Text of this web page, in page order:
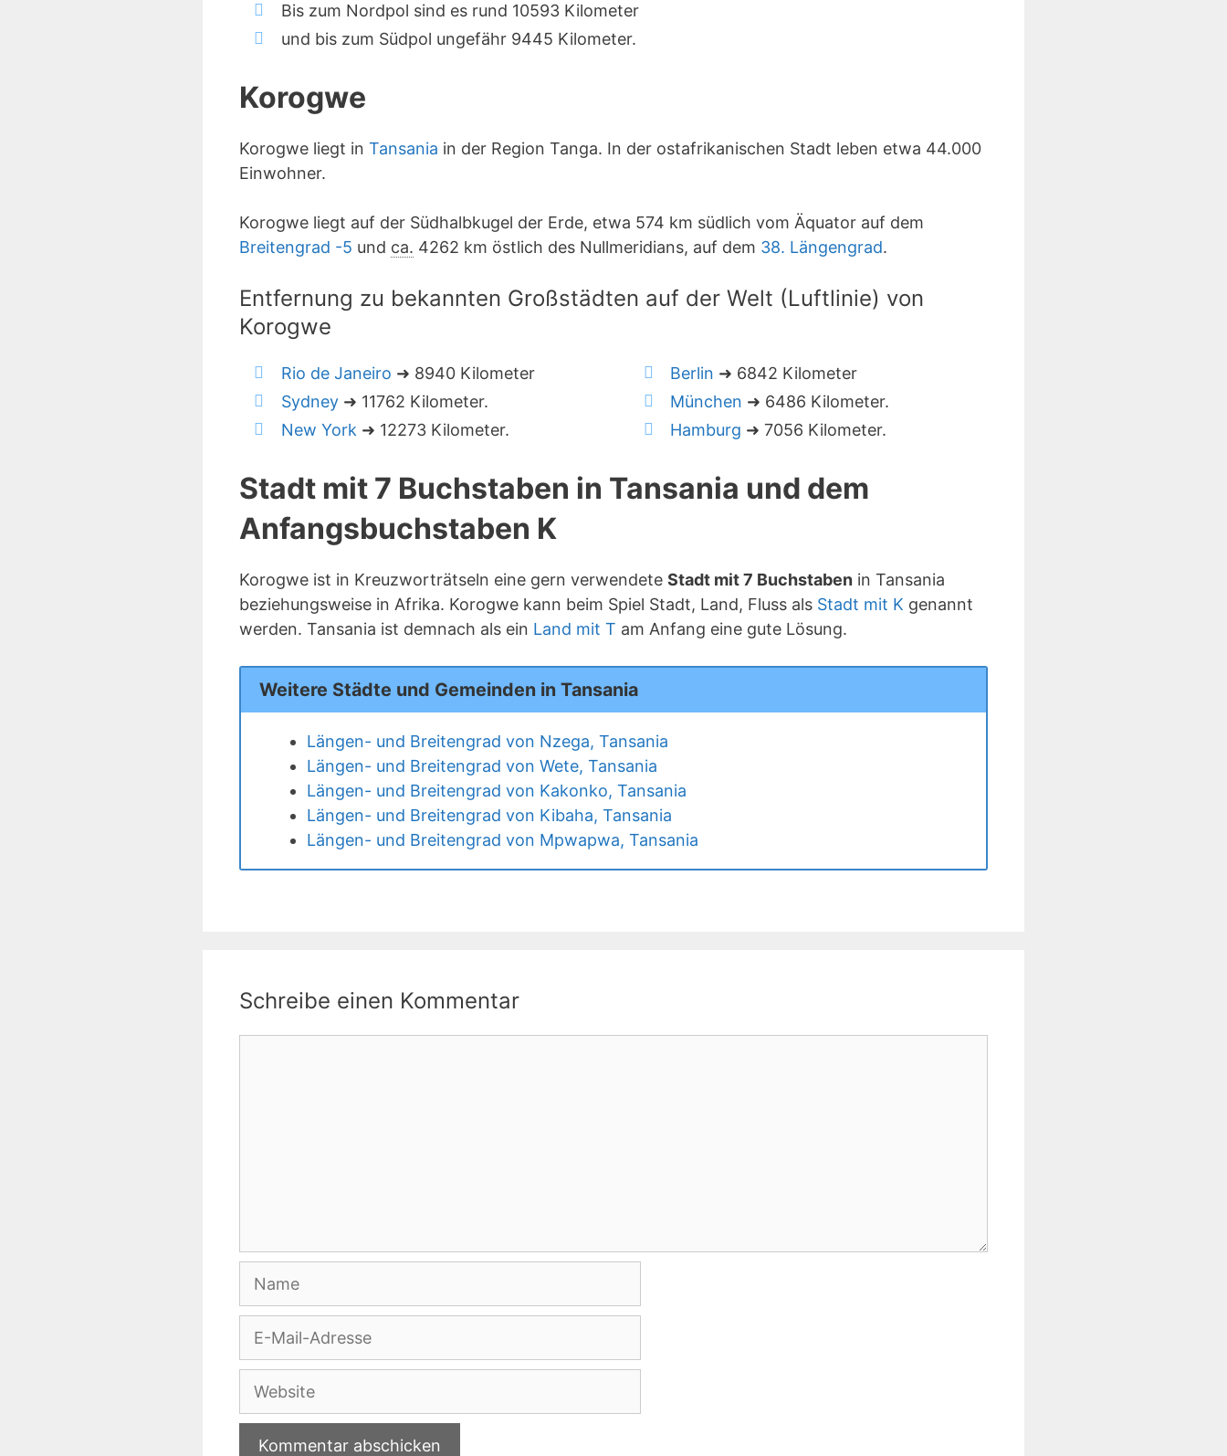
Bis zum Nordpol sind es rund 10593 Kilometer
und bis zum Südpol ungefähr 9445 Kilometer.
Korogwe
Korogwe liegt in Tansania in der Region Tanga. In der ostafrikanischen Stadt leben etwa 44.000
Einwohner.
Korogwe liegt auf der Südhalbkugel der Erde, etwa 574 km südlich vom Äquator auf dem
Breitengrad -5 und ca. 4262 km östlich des Nullmeridians, auf dem 38. Längengrad.
Entfernung zu bekannten Großstädten auf der Welt (Luftlinie) von
Korogwe
Rio de Janeiro ➜ 8940 Kilometer
Sydney ➜ 11762 Kilometer.
New York ➜ 12273 Kilometer.
Berlin ➜ 6842 Kilometer
München ➜ 6486 Kilometer.
Hamburg ➜ 7056 Kilometer.
Stadt mit 7 Buchstaben in Tansania und dem
Anfangsbuchstaben K
Korogwe ist in Kreuzworträtseln eine gern verwendete Stadt mit 7 Buchstaben in Tansania
beziehungsweise in Afrika. Korogwe kann beim Spiel Stadt, Land, Fluss als Stadt mit K genannt
werden. Tansania ist demnach als ein Land mit T am Anfang eine gute Lösung.
Weitere Städte und Gemeinden in Tansania
Längen- und Breitengrad von Nzega, Tansania
Längen- und Breitengrad von Wete, Tansania
Längen- und Breitengrad von Kakonko, Tansania
Längen- und Breitengrad von Kibaha, Tansania
Längen- und Breitengrad von Mpwapwa, Tansania
Schreibe einen Kommentar
Adresse
Website